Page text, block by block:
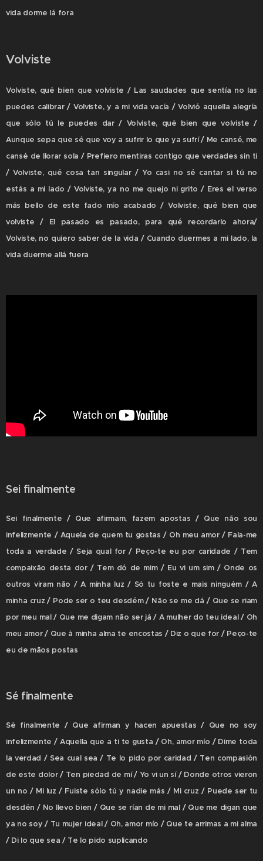
vida dorme lá fora
Volviste
Volviste, qué bien que volviste / Las saudades que sentía no las
puedes calibrar / Volviste, y a mi vida vacía / Volvió aquella alegría
que sólo tú le puedes dar / Volviste, qué bien que volviste /
Aunque sepa que sé que voy a sufrir lo que ya sufrí / Me cansé, me
cansé de llorar sola / Prefiero mentiras contigo que verdades sin ti
/ Volviste, qué cosa tan singular / Yo casi no sé cantar si tú no
estás a mi lado / Volviste, ya no me quejo ni grito / Eres el verso
más bello de este fado mío acabado / Volviste, qué bien que
volviste / El pasado es pasado, para qué recordarlo ahora/
Volviste, no quiero saber de la vida / Cuando duermes a mi lado, la
vida duerme allá fuera
Sei finalmente
Sei finalmente / Que afirmam, fazem apostas / Que não sou
infelizmente / Aquela de quem tu gostas / Oh meu amor / Fala-me
toda a verdade / Seja qual for / Peço-te eu por caridade / Tem
compaixão desta dor / Tem dó de mim / Eu vi um sim / Onde os
outros viram não / A minha luz / Só tu foste e mais ninguém / A
minha cruz / Pode ser o teu desdém / Não se me dá / Que se riam
por meu mal / Que me digam não ser já / A mulher do teu ideal / Oh
meu amor / Que à minha alma te encostas / Diz o que for / Peço-te
eu de mãos postas
Sé finalmente
Sé finalmente / Que afirman y hacen apuestas / Que no soy
infelizmente / Aquella que a ti te gusta / Oh, amor mío / Dime toda
la verdad / Sea cual sea / Te lo pido por caridad / Ten compasión
de este dolor / Ten piedad de mí / Yo vi un sí / Donde otros vieron
un no / Mi luz / Fuiste sólo tú y nadie más / Mi cruz / Puede ser tu
desdén / No llevo bien / Que se rían de mi mal / Que me digan que
ya no soy / Tu mujer ideal / Oh, amor mío / Que te arrimas a mi alma
/ Di lo que sea / Te lo pido suplicando